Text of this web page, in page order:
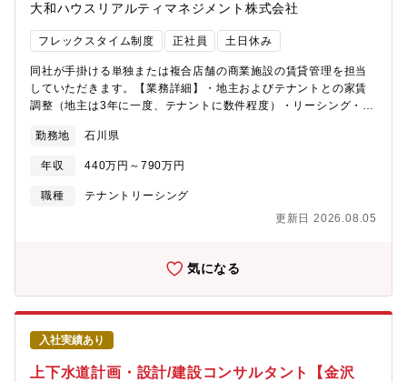
大和ハウスリアルティマネジメント株式会社
フレックスタイム制度 正社員 土日休み
同社が手掛ける単独または複合店舗の商業施設の賃貸管理を担当
していただきます。【業務詳細】・地主およびテナントとの家賃
調整（地主は3年に一度、テナントに数件程度）・リーシング・契
作業 など※配属部署：北陸支店 賃貸課（金沢営業所）【入社
後の流れ】入社後は数物件からお任せし、チーム内で役割分担を
しながら、担当物件を増やしていく予定です。業務内容は幅広い
ため、様々な経験が積めます。ゆくゆくは後輩を持ってリーダー
勤務地 石川県
年収 440万円～790万円
職種
テナントリーシング
更新日 2026.08.05
気になる
入社実績あり
上下水道計画・設計/建設コンサルタント【金沢